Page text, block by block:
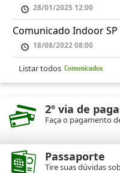
28/01/2025 12:00
Comunicado Indoor SP
18/08/2022 08:00
Listar todos Comunicados
2º via de
Faça o pagamento
Passaporte
Tire suas dúvidas